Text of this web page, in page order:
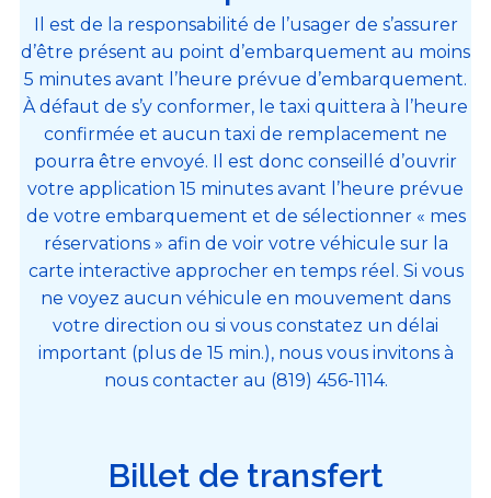
Il est de la responsabilité de l’usager de s’assurer
d’être présent au point d’embarquement au moins
5 minutes avant l’heure prévue d’embarquement.
À défaut de s’y conformer, le taxi quittera à l’heure
confirmée et aucun taxi de remplacement ne
pourra être envoyé. Il est donc conseillé d’ouvrir
votre application 15 minutes avant l’heure prévue
de votre embarquement et de sélectionner « mes
réservations » afin de voir votre véhicule sur la
carte interactive approcher en temps réel. Si vous
ne voyez aucun véhicule en mouvement dans
votre direction ou si vous constatez un délai
important (plus de 15 min.), nous vous invitons à
nous contacter au (819) 456-1114.
Billet de transfert